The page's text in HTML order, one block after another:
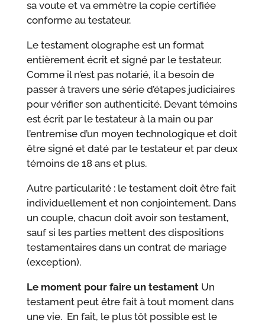
sa voute et va emmètre la copie certifiée
conforme au testateur.
Le testament olographe est un format
entièrement écrit et signé par le testateur.
Comme il n’est pas notarié, il a besoin de
passer à travers une série d’étapes judiciaires
pour vérifier son authenticité. Devant témoins
est écrit par le testateur à la main ou par
l’entremise d’un moyen technologique et doit
être signé et daté par le testateur et par deux
témoins de 18 ans et plus.
Autre particularité : le testament doit être fait
individuellement et non conjointement. Dans
un couple, chacun doit avoir son testament,
sauf si les parties mettent des dispositions
testamentaires dans un contrat de mariage
(exception).
Le moment pour faire un testament Un
testament peut être fait à tout moment dans
une vie. En fait, le plus tôt possible est le